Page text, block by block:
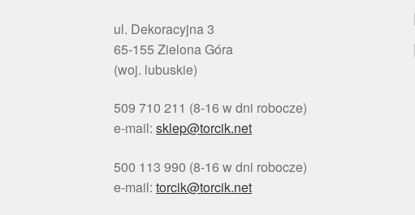
ul. Dekoracyjna 3
65-155 Zielona Góra
(woj. lubuskie)
509 710 211 (8-16 w dni robocze)
e-mail:sklep@torcik.net
500 113 990 (8-16 w dni robocze)
e-mail:torcik@torcik.net